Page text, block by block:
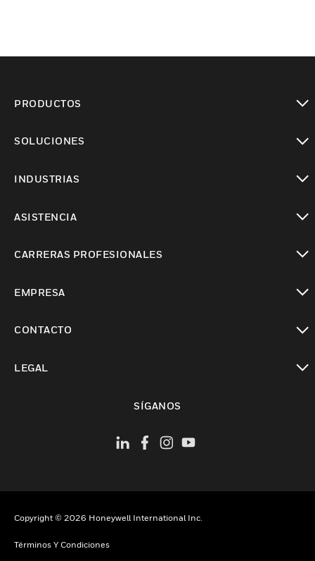
PRODUCTOS
SOLUCIONES
INDUSTRIAS
ASISTENCIA
CARRERAS PROFESIONALES
EMPRESA
CONTACTO
LEGAL
SÍGANOS
Copyright © 2026 Honeywell International Inc.
Términos Y Condiciones